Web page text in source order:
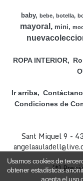
baby bebe botella
mayoral mini
ROPA INTERIOR
Ir arriba
Condiciones de
Sant Miquel 9 -
(*)
Usamos cookies de
obtener estadísticas
acepta el uso